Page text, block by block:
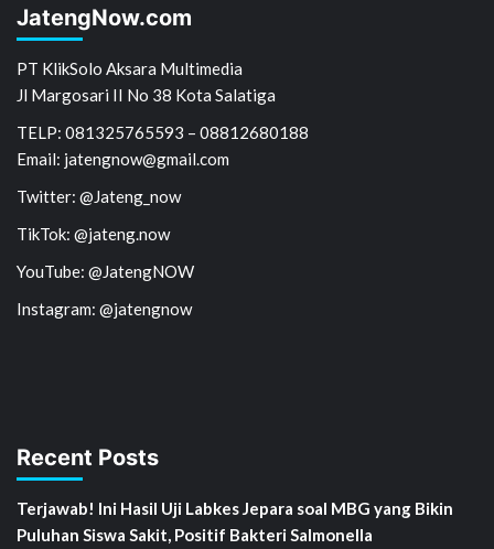
JatengNow.com
PT KlikSolo Aksara Multimedia
Jl Margosari II No 38 Kota Salatiga
TELP: 081325765593 – 08812680188
Email: jatengnow@gmail.com
Twitter: @Jateng_now
TikTok: @jateng.now
YouTube: @JatengNOW
Instagram: @jatengnow
Recent Posts
Terjawab! Ini Hasil Uji Labkes Jepara soal MBG yang Bikin
Puluhan Siswa Sakit, Positif Bakteri Salmonella